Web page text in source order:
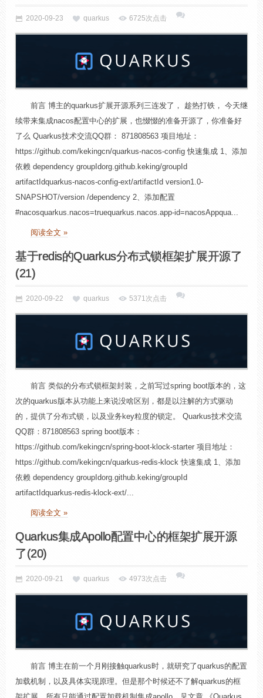
2020-09-23 quarkus 6725次点击
前言 博主的quarkus扩展开源系列三连发了， 趁热打铁， 今天继
续带来集成nacos配置中心的扩展，也惙惙的准备开源了，你准备好
了么 Quarkus技术交流QQ群： 871808563 项目地址：
https://github.com/kekingcn/quarkus-nacos-config 快速集成 1、添加
依赖 dependency groupIdorg.github.keking/groupId
artifactIdquarkus-nacos-config-ext/artifactId version1.0-
SNAPSHOT/version /dependency 2、添加配置
#nacosquarkus.nacos=truequarkus.nacos.app-id=nacosAppqua...
阅读全文 »
基于redis的Quarkus分布式锁框架扩展开源了
(21)
2020-09-22 quarkus 5371次点击
前言 类似的分布式锁框架封装，之前写过spring boot版本的，这
次的quarkus版本从功能上来说没啥区别，都是以注解的方式驱动
的，提供了分布式锁，以及业务key粒度的锁定。 Quarkus技术交流
QQ群：871808563 spring boot版本：
https://github.com/kekingcn/spring-boot-klock-starter 项目地址：
https://github.com/kekingcn/quarkus-redis-klock 快速集成 1、添加
依赖 dependency groupIdorg.github.keking/groupId
artifactIdquarkus-redis-klock-ext/...
阅读全文 »
Quarkus集成Apollo配置中心的框架扩展开源
了(20)
2020-09-21 quarkus 4973次点击
前言 博主在前一个月刚接触quarkus时，就研究了quarkus的配置
加载机制，以及具体实现原理。但是那个时候还不了解quarkus的框